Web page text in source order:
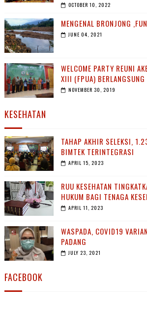
OCTOBER 10, 2022
MENGENAL BRONJONG
JUNE 04, 2021
WELCOME PARTY REUNI
XIII (FPUA) BERLANGSUNG
NOVEMBER 30, 2019
KESEHATAN
TAHAP AKHIR SELEKSI,
BIMTEK TERINTEGRASI
APRIL 15, 2023
RUU KESEHATAN
HUKUM BAGI TENAGA
APRIL 11, 2023
WASPADA, COVID19
PADANG
JULY 23, 2021
FACEBOOK